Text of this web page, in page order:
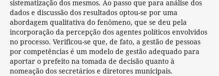
sistematização dos mesmos. Ao passo que para análise dos
dados e discussão dos resultados optou-se por uma
abordagem qualitativa do fenômeno, que se deu pela
incorporação da percepção dos agentes políticos envolvidos
no processo. Verificou-se que, de fato, a gestão de pessoas
por competências é um modelo de gestão adequado para
aportar o prefeito na tomada de decisão quanto à
nomeação dos secretários e diretores municipais.